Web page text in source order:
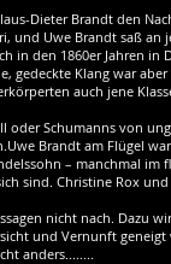
Dieter Brandt den
und Uwe Brandt saß an
in den 1860er Jahren in
gedeckte Klang war
auch jene
oder Schumanns von
Brandt am Flügel
– manchmal
sind. Christine Rox
nicht nach. Dazu
und Vernunft
anders........